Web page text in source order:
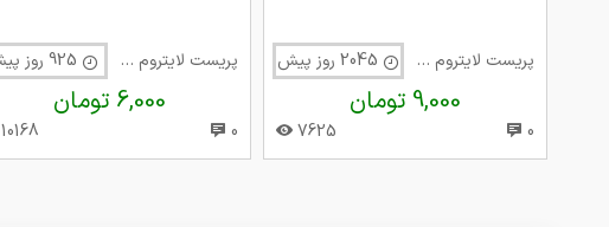
پریست لایتروم موبایل
9,000 تومان
0
7625
پریست لایتروم موبایل
6,000 تومان
0
10168